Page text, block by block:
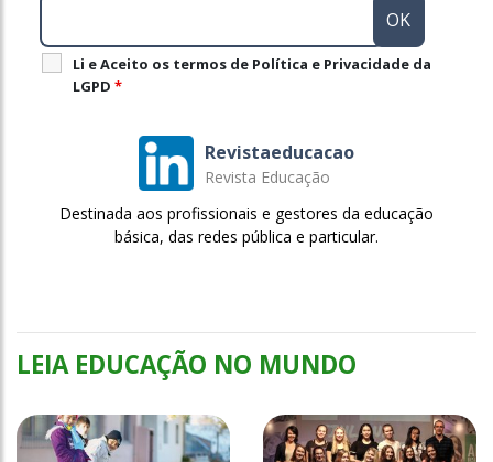
Li e Aceito os termos de Política e Privacidade da
LGPD *
Revistaeducacao
Revista Educação
Destinada aos profissionais e gestores da educação
básica, das redes pública e particular.
LEIA EDUCAÇÃO NO MUNDO